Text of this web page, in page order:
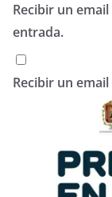
Recibir un
entrada.
Recibir un